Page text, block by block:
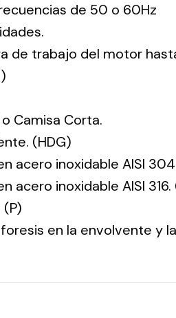
de 50 o 60Hz
de trabajo del motor
Camisa Corta.
(HDG)
acero inoxidable AISI
acero inoxidable AISI 316.
en la envolvente y